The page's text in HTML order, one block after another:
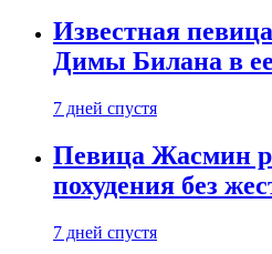
Известная
Димы Билана в
7 дней спустя
Певица Жасмин
похудения без
7 дней спустя